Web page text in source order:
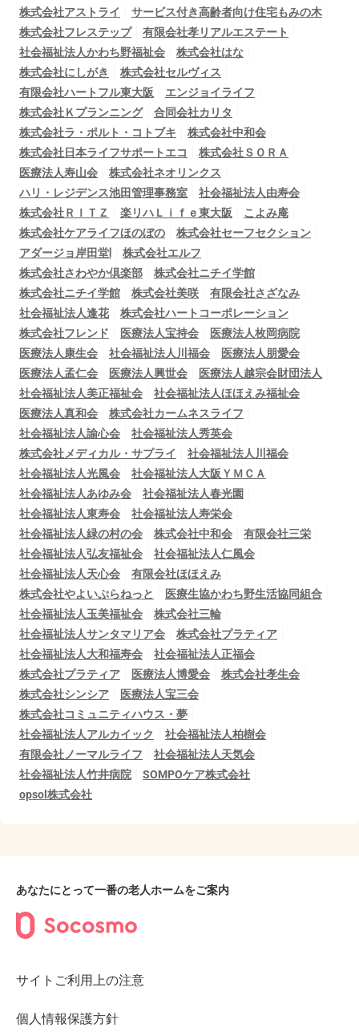
株式会社アストライ
サービス付き高齢者向け住宅もみの木
株式会社フレステップ
有限会社孝リアルエステート
社会福祉法人かわち野福祉会
株式会社はな
株式会社にしがき
株式会社セルヴィス
有限会社ハートフル東大阪
エンジョイライフ
株式会社Ｋプランニング
合同会社カリタ
株式会社ラ・ポルト・コトブキ
株式会社中和会
株式会社日本ライフサポートエコ
株式会社ＳＯＲＡ
医療法人寿山会
株式会社ネオリンクス
ハリ・レジデンス池田管理事務室
社会福祉法人由寿会
株式会社ＲＩＴＺ
楽リハＬｉｆｅ東大阪
こよみ庵
株式会社ケアライフほのぼの
株式会社セーフセクション
アダージョ岸田堂Ⅰ
株式会社エルフ
株式会社さわやか倶楽部
株式会社ニチイ学館
株式会社ニチイ学館
株式会社美咲
有限会社さざなみ
社会福祉法人逢花
株式会社ハートコーポレーション
株式会社フレンド
医療法人宝持会
医療法人枚岡病院
医療法人康生会
社会福祉法人川福会
医療法人朋愛会
医療法人孟仁会
医療法人興世会
医療法人越宗会財団法人
社会福祉法人美正福祉会
社会福祉法人ほほえみ福祉会
医療法人真和会
株式会社カームネスライフ
社会福祉法人諭心会
社会福祉法人秀英会
株式会社メディカル・サプライ
社会福祉法人川福会
社会福祉法人光風会
社会福祉法人大阪ＹＭＣＡ
社会福祉法人あゆみ会
社会福祉法人春光園
社会福祉法人東寿会
社会福祉法人寿栄会
社会福祉法人緑の村の会
株式会社中和会
有限会社三栄
社会福祉法人弘友福祉会
社会福祉法人仁風会
社会福祉法人天心会
有限会社ほほえみ
株式会社やよいぷらねっと
医療生協かわち野生活協同組合
社会福祉法人玉美福祉会
株式会社三輪
社会福祉法人サンタマリア会
株式会社プラティア
社会福祉法人大和福寿会
社会福祉法人正福会
株式会社プラティア
医療法人博愛会
株式会社孝生会
株式会社シンシア
医療法人宝三会
株式会社コミュニティハウス・夢
社会福祉法人アルカイック
社会福祉法人柏樹会
有限会社ノーマルライフ
社会福祉法人天気会
社会福祉法人竹井病院
SOMPOケア株式会社
opsol株式会社
あなたにとって一番の老人ホームをご案内
サイトご利用上の注意
個人情報保護方針